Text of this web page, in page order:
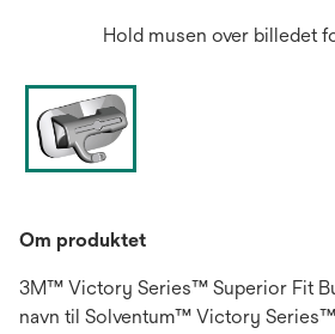
Hold musen over billedet
Om produktet
3M™ Victory Series™ Superior Fit
navn til Solventum™ Victory